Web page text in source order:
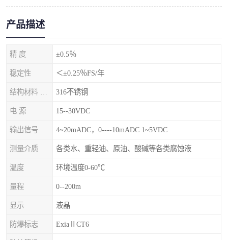
产品描述
精 度 ±0.5％
稳定性 ＜±0.25％FS/年
316不锈钢
电 源 15--30VDC
输出信号 4~20mADC，0----10mADC 1~5VDC
测量介质 各类水、重轻油、原油、酸碱等各类腐蚀液
温度 环境温度0-60℃
量程 0--200m
显示 液晶
防爆标志 ExiaⅡCT6